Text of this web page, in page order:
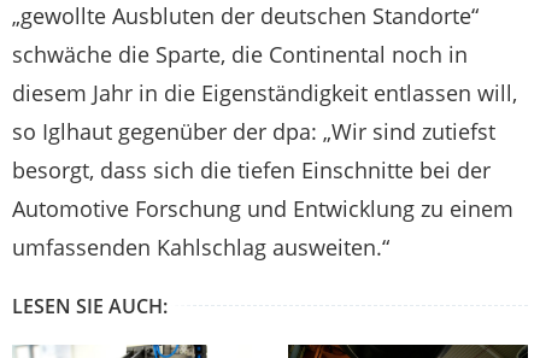
„gewollte Ausbluten der deutschen Standorte“
schwäche die Sparte, die Continental noch in
diesem Jahr in die Eigenständigkeit entlassen will,
so Iglhaut gegenüber der dpa: „Wir sind zutiefst
besorgt, dass sich die tiefen Einschnitte bei der
Automotive Forschung und Entwicklung zu einem
umfassenden Kahlschlag ausweiten.“
LESEN SIE AUCH: